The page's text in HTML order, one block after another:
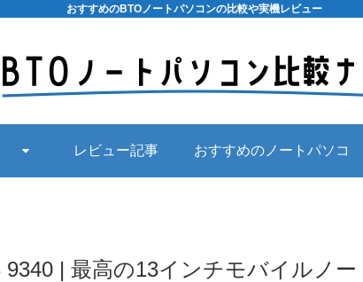
おすすめのBTOノートパソコンの比較や実機レビュー
レビュー記事 おすすめのノートパソコ
9340 | 最高の13インチモバイルノー